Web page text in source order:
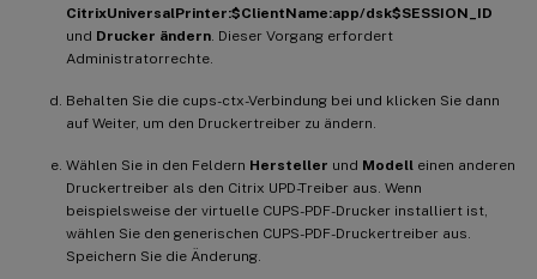
CitrixUniversalPrinter:$ClientName:app/dsk$SESSION_ID
und Drucker ändern . Dieser Vorgang erfordert
Administratorrechte.
Behalten Sie die cups-ctx-Verbindung bei und klicken Sie dann
auf Weiter, um den Druckertreiber zu ändern.
Wählen Sie in den Feldern Hersteller und Modell einen anderen
Druckertreiber als den Citrix UPD-Treiber aus. Wenn
beispielsweise der virtuelle CUPS-PDF-Drucker installiert ist,
wählen Sie den generischen CUPS-PDF-Druckertreiber aus.
Speichern Sie die Änderung.